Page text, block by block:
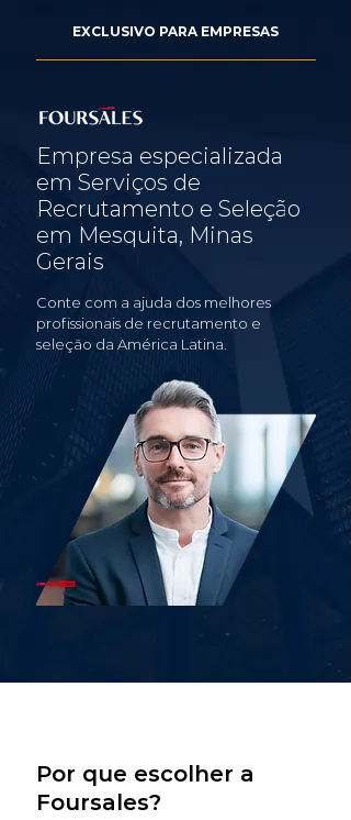
EXCLUSIVO PARA EMPRESAS
Empresa especializada
em Serviços de
Recrutamento e Seleção
em Mesquita, Minas
Gerais
Conte com a ajuda dos melhores
profissionais de recrutamento e
seleção da América Latina.
Por que escolher a
Foursales?